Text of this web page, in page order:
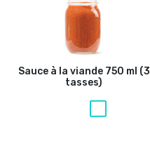
Sauce à la viande750 ml (3
tasses)